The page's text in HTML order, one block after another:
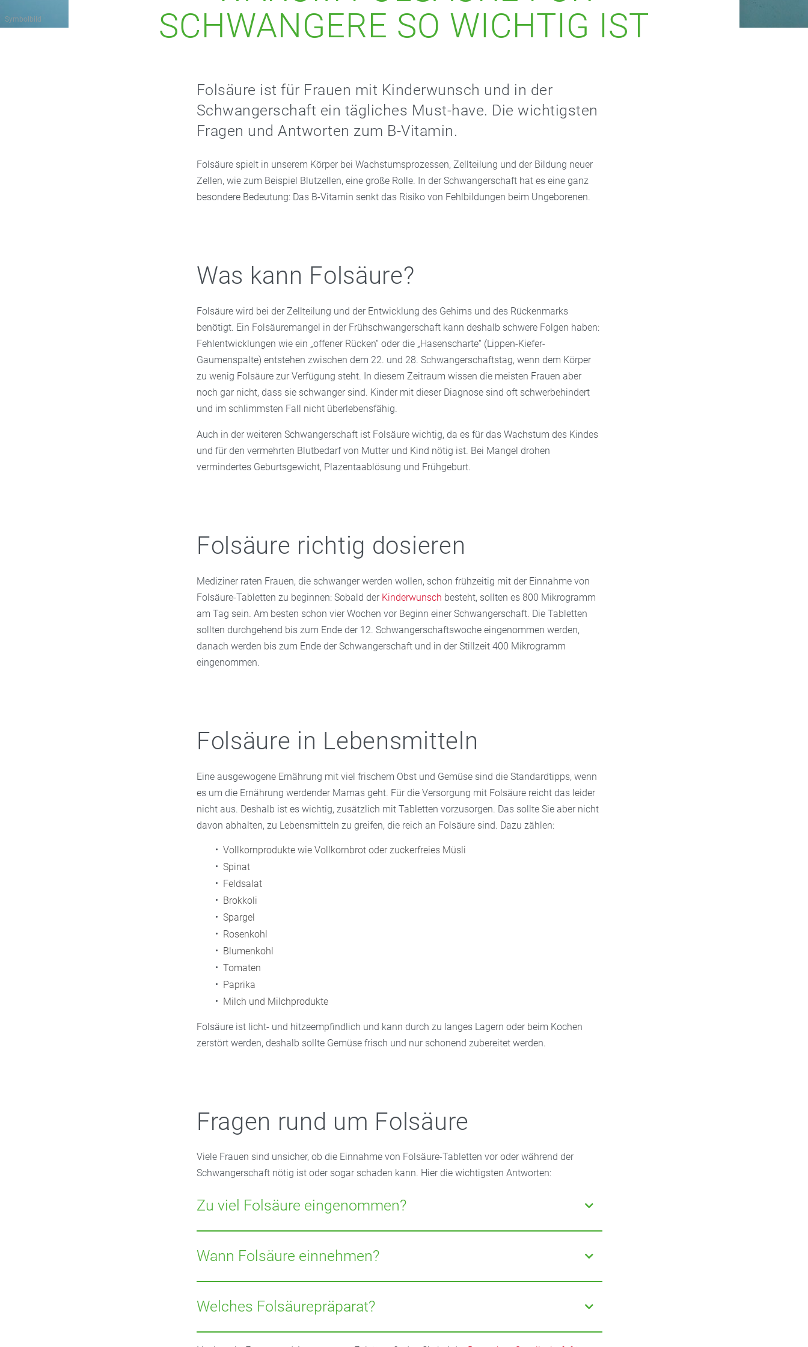
Symbolbild
SCHWANGERE SO WICHTIG IST
Folsäure ist für Frauen mit Kinderwunsch und in der
Schwangerschaft ein tägliches Must-have. Die wichtigsten
Fragen und Antworten zum B-Vitamin.
Folsäure spielt in unserem Körper bei Wachstumsprozessen, Zellteilung und der Bildung neuer
Zellen, wie zum Beispiel Blutzellen, eine große Rolle. In der Schwangerschaft hat es eine ganz
besondere Bedeutung: Das B-Vitamin senkt das Risiko von Fehlbildungen beim Ungeborenen.
Was kann Folsäure?
Folsäure wird bei der Zellteilung und der Entwicklung des Gehirns und des Rückenmarks
benötigt. Ein Folsäuremangel in der Frühschwangerschaft kann deshalb schwere Folgen haben:
Fehlentwicklungen wie ein „offener Rücken“ oder die „Hasenscharte“ (Lippen-Kiefer-
Gaumenspalte) entstehen zwischen dem 22. und 28. Schwangerschaftstag, wenn dem Körper
zu wenig Folsäure zur Verfügung steht. In diesem Zeitraum wissen die meisten Frauen aber
noch gar nicht, dass sie schwanger sind. Kinder mit dieser Diagnose sind oft schwerbehindert
und im schlimmsten Fall nicht überlebensfähig.
Auch in der weiteren Schwangerschaft ist Folsäure wichtig, da es für das Wachstum des Kindes
und für den vermehrten Blutbedarf von Mutter und Kind nötig ist. Bei Mangel drohen
vermindertes Geburtsgewicht, Plazentaablösung und Frühgeburt.
Folsäure richtig dosieren
Mediziner raten Frauen, die schwanger werden wollen, schon frühzeitig mit der Einnahme von
Folsäure-Tabletten zu beginnen: Sobald der Kinderwunsch besteht, sollten es 800 Mikrogramm
am Tag sein. Am besten schon vier Wochen vor Beginn einer Schwangerschaft. Die Tabletten
sollten durchgehend bis zum Ende der 12. Schwangerschaftswoche eingenommen werden,
danach werden bis zum Ende der Schwangerschaft und in der Stillzeit 400 Mikrogramm
eingenommen.
Folsäure in Lebensmitteln
Eine ausgewogene Ernährung mit viel frischem Obst und Gemüse sind die Standardtipps, wenn
es um die Ernährung werdender Mamas geht. Für die Versorgung mit Folsäure reicht das leider
nicht aus. Deshalb ist es wichtig, zusätzlich mit Tabletten vorzusorgen. Das sollte Sie aber nicht
davon abhalten, zu Lebensmitteln zu greifen, die reich an Folsäure sind. Dazu zählen:
Vollkornprodukte wie Vollkornbrot oder zuckerfreies Müsli
Spinat
Feldsalat
Brokkoli
Spargel
Rosenkohl
Blumenkohl
Tomaten
Paprika
Milch und Milchprodukte
Folsäure ist licht- und hitzeempfindlich und kann durch zu langes Lagern oder beim Kochen
zerstört werden, deshalb sollte Gemüse frisch und nur schonend zubereitet werden.
Fragen rund um Folsäure
Viele Frauen sind unsicher, ob die Einnahme von Folsäure-Tabletten vor oder während der
Schwangerschaft nötig ist oder sogar schaden kann. Hier die wichtigsten Antworten:
Zu viel Folsäure eingenommen?
Bei einer einmaligen doppelten Einnahme passiert normalerweise nichts. Da die Folsäure
wasserlöslich ist, sind Überdosierungen sehr selten. Manchen schwangeren Frauen wird in
Wann Folsäure einnehmen?
Nehmen Sie die Folsäure-Tabletten auf nüchternen Magen ein. Dadurch kann der Körper sie zu
fast 100 Prozent verwerten. Wichtig: ausreichend dazu trinken!
Welches Folsäurepräparat?
Manche Frauen leiden auch an einem speziellen Enzymdefekt, der verhindert, dass die